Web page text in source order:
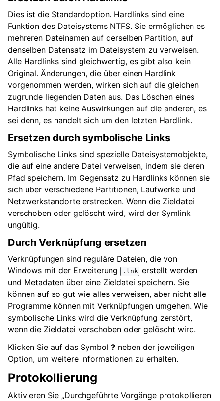
Dies ist die Standardoption. Hardlinks sind eine
Funktion des Dateisystems NTFS. Sie ermöglichen es
mehreren Dateinamen auf derselben Partition, auf
denselben Datensatz im Dateisystem zu verweisen.
Alle Hardlinks sind gleichwertig, es gibt also kein
Original. Änderungen, die über einen Hardlink
vorgenommen werden, wirken sich auf die gleichen
zugrunde liegenden Daten aus. Das Löschen eines
Hardlinks hat keine Auswirkungen auf die anderen, es
sei denn, es handelt sich um den letzten Hardlink.
Ersetzen durch symbolische Links
Symbolische Links sind spezielle Dateisystemobjekte,
die auf eine andere Datei verweisen, indem sie deren
Pfad speichern. Im Gegensatz zu Hardlinks können sie
sich über verschiedene Partitionen, Laufwerke und
Netzwerkstandorte erstrecken. Wenn die Zieldatei
verschoben oder gelöscht wird, wird der Symlink
ungültig.
Durch Verknüpfung ersetzen
Verknüpfungen sind reguläre Dateien, die von
Windows mit der Erweiterung
.lnk erstellt werden
und Metadaten über eine Zieldatei speichern. Sie
können auf so gut wie alles verweisen, aber nicht alle
Programme können mit Verknüpfungen umgehen. Wie
symbolische Links wird die Verknüpfung zerstört,
wenn die Zieldatei verschoben oder gelöscht wird.
Klicken Sie auf das Symbol ? neben der jeweiligen
Option, um weitere Informationen zu erhalten.
Protokollierung
Aktivieren Sie „Durchgeführte Vorgänge protokollieren